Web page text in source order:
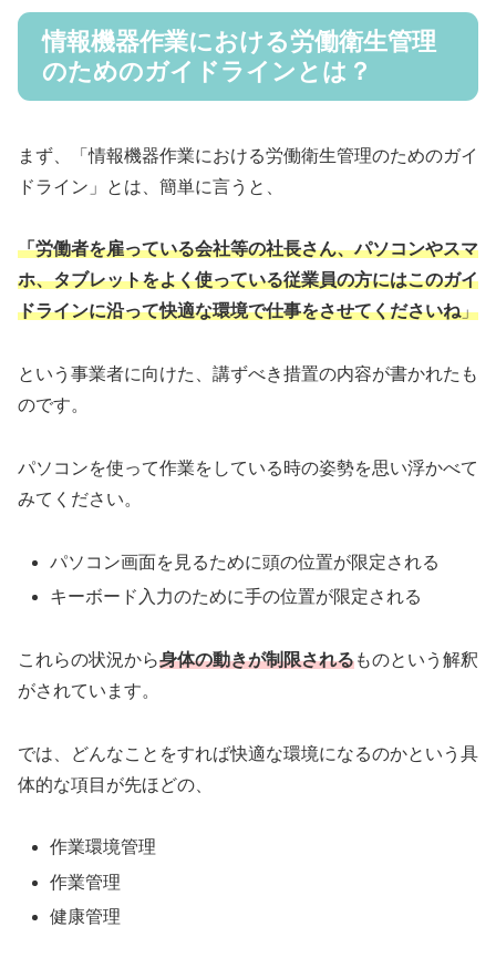
情報機器作業における労働衛生管理
のためのガイドラインとは？
まず、「情報機器作業における労働衛生管理のためのガイ
ドライン」とは、簡単に言うと、
「労働者を雇っている会社等の社長さん、パソコンやスマ
ホ、タブレットをよく使っている従業員の方にはこのガイ
ドラインに沿って快適な環境で仕事をさせてくださいね」
という事業者に向けた、講ずべき措置の内容が書かれたも
のです。
パソコンを使って作業をしている時の姿勢を思い浮かべて
みてください。
パソコン画面を見るために頭の位置が限定される
キーボード入力のために手の位置が限定される
これらの状況から身体の動きが制限されるものという解釈
がされています。
では、どんなことをすれば快適な環境になるのかという具
体的な項目が先ほどの、
作業環境管理
作業管理
健康管理